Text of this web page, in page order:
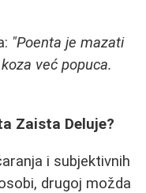
"Poenta je mazati
već popuca.
Zaista Deluje?
i subjektivnih
drugoj možda